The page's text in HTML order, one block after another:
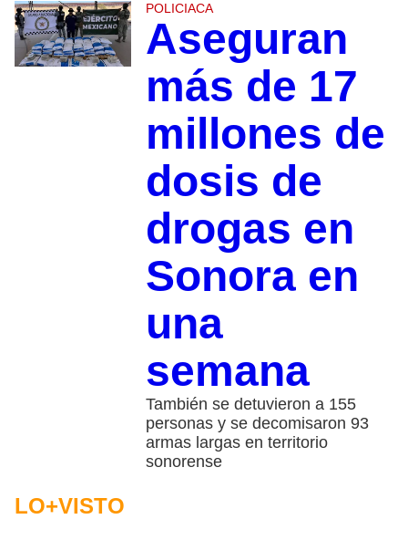
POLICIACA
Aseguran
más de 17
millones de
dosis de
drogas en
Sonora en
una
semana
También se detuvieron a 155
personas y se decomisaron 93
armas largas en territorio
sonorense
LO+VISTO